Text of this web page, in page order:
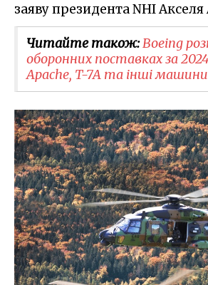
заяву президента NHI Акселя
Читайте також:Boeing
оборонних поставках за 2024
Apache, T-7A та інші машини